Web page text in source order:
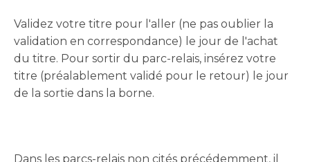
Validez votre titre pour l'aller (ne pas oublier la
validation en correspondance) le jour de l'achat
du titre. Pour sortir du parc-relais, insérez votre
titre (préalablement validé pour le retour) le jour
de la sortie dans la borne.
Dans les parcs-relais non cités précédemment, il